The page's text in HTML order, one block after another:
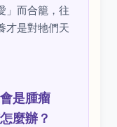
」而合籠，往
才是對牠們天
是腫瘤
麼辦？